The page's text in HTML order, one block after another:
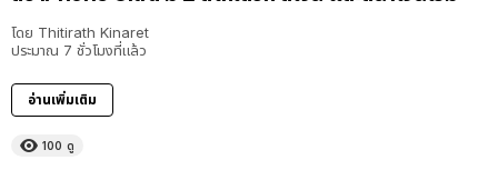
โดย Thitirath Kinaret
ประมาณ 7 ชั่วโมงที่แล้ว
อ่านเพิ่มเติม
100 ดู